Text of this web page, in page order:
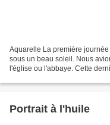
Aquarelle La première
sous un beau soleil. Nous
l'église ou l'abbaye. Cette
Portrait à l'huile